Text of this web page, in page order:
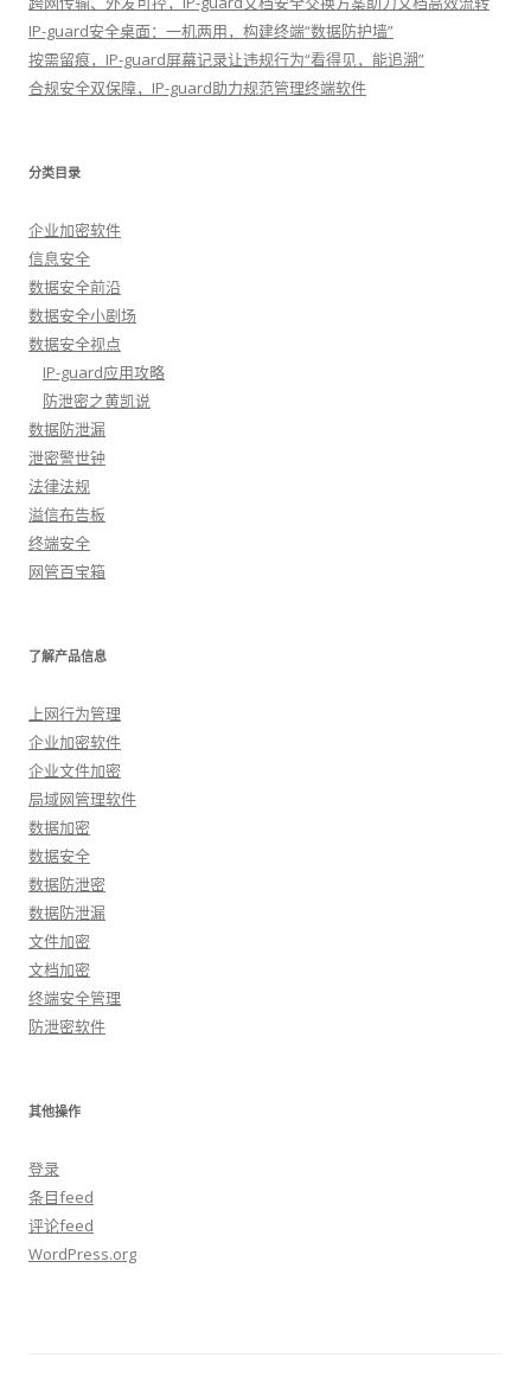
IP-guard安全桌面：一机两用，构建终端“数据防护墙”
按需留痕，IP-guard屏幕记录让违规行为“看得见，能追溯”
合规安全双保障，IP-guard助力规范管理终端软件
分类目录
企业加密软件
信息安全
数据安全前沿
数据安全小剧场
数据安全视点
IP-guard应用攻略
防泄密之黄凯说
数据防泄漏
泄密警世钟
法律法规
溢信布告板
终端安全
网管百宝箱
了解产品信息
上网行为管理
企业加密软件
企业文件加密
局域网管理软件
数据加密
数据安全
数据防泄密
数据防泄漏
文件加密
文档加密
终端安全管理
防泄密软件
其他操作
登录
条目feed
评论feed
WordPress.org